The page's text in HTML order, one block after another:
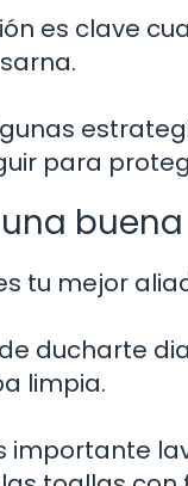
es clave
para
tu mejor
ducharte
limpia.
importante